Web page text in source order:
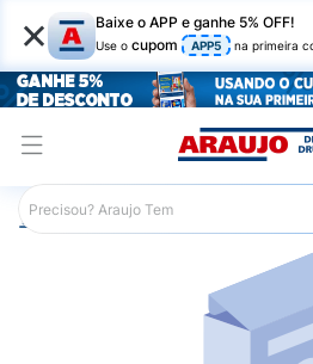
× Baixe o APP e ganhe 5% OFF!
Use o cupom APP5 na primeira
Araujo Medicamentos